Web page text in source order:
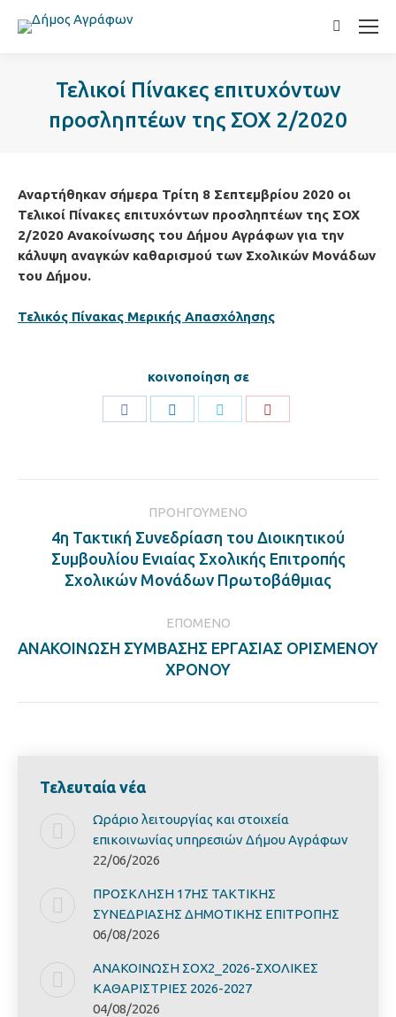
Search:
Τελικοί Πίνακες επιτυχόντων
προσληπτέων της ΣΟΧ 2/2020
Αναρτήθηκαν σήμερα Τρίτη 8 Σεπτεμβρίου 2020 οι
Τελικοί Πίνακες επιτυχόντων προσληπτέων της ΣΟΧ
2/2020 Ανακοίνωσης του Δήμου Αγράφων για την
κάλυψη αναγκών καθαρισμού των Σχολικών Μονάδων
του Δήμου.
Τελικός Πίνακας Μερικής Απασχόλησης
κοινοποίηση σε
ΠΡΟΗΓΟΎΜΕΝΟ
Previous
post:
4η Τακτική Συνεδρίαση του Διοικητικού
Συμβουλίου Ενιαίας Σχολικής Επιτροπής
Σχολικών Μονάδων Πρωτοβάθμιας
ΕΠΌΜΕΝΟ
Next
post:
ΑΝΑΚΟΙΝΩΣΗ ΣΥΜΒΑΣΗΣ ΕΡΓΑΣΙΑΣ ΟΡΙΣΜΕΝΟΥ
ΧΡΟΝΟΥ
Τελευταία νέα
Ωράριο λειτουργίας και στοιχεία
επικοινωνίας υπηρεσιών Δήμου Αγράφων
22/06/2026
ΠΡΟΣΚΛΗΣΗ 17ΗΣ ΤΑΚΤΙΚΗΣ
ΣΥΝΕΔΡΙΑΣΗΣ ΔΗΜΟΤΙΚΗΣ ΕΠΙΤΡΟΠΗΣ
06/08/2026
ΑΝΑΚΟΙΝΩΣΗ ΣΟΧ2_2026-ΣΧΟΛΙΚΕΣ
ΚΑΘΑΡΙΣΤΡΙΕΣ 2026-2027
04/08/2026